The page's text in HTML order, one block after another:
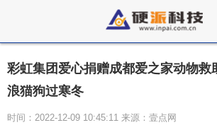
彩虹集团爱心捐赠成都爱之家动物救
浪猫狗过寒冬
时间：2022-12-09 10:45:11 来源：壹点网